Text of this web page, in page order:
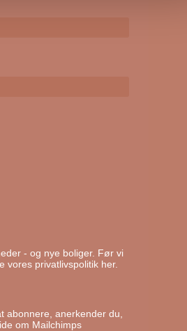
- og nye boliger. Før vi
vores privatlivspolitik her.
abonnere, anerkender du,
om Mailchimps